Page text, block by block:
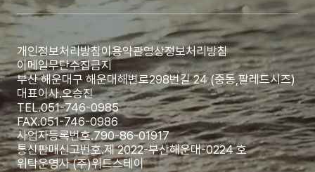
개인정보처리방침이용약관영상정보처리방침
이메일무단수집금지
부산 해운대구 해운대해변로298번길 24 (중동,팔레드시즈)
대표이사.오승진
TEL.051-746-0985
FAX.051-746-0986
사업자등록번호.790-86-01917
통신판매신고번호.제 2022-부산해운대-0224 호
위탁운영사 (주)위드스테이